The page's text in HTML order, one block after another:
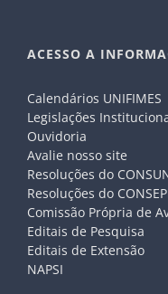
ACESSO A
Calendários UNIFIMES
Legislações
Ouvidoria
Avalie nosso site
Resoluções do
Resoluções do
Comissão Própria de
Editais de Pesquisa
Editais de Extensão
NAPSI